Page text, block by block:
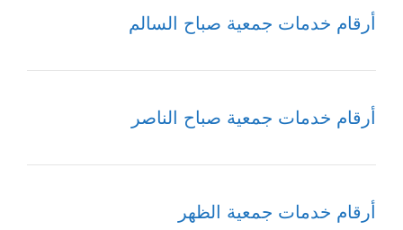
أرقام خدمات جمعية صباح السالم
أرقام خدمات جمعية صباح الناصر
أرقام خدمات جمعية الظهر